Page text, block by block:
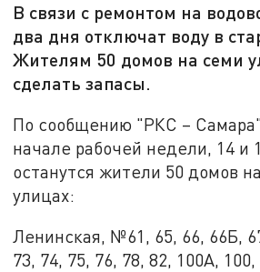
В связи с ремонтом на
два дня отключат воду в
Жителям 50 домов на семи
сделать запасы.
По сообщению "РКС –
начале рабочей недели, 14 и
останутся жители 50 домов
улицах:
Ленинская, №61, 65, 66, 66Б,
73, 74, 75, 76, 78, 82, 100А,